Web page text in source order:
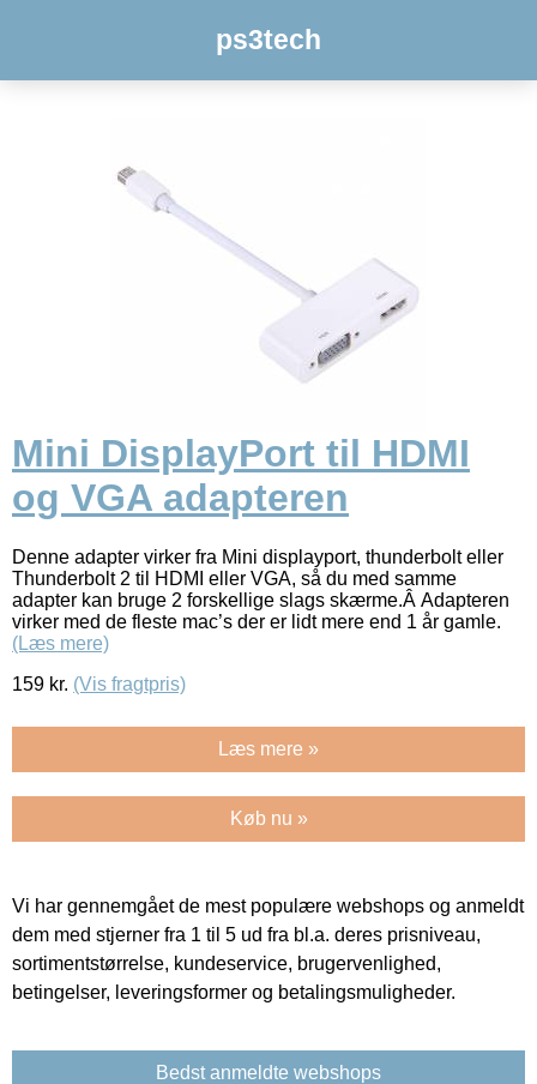
ps3tech
Mini DisplayPort til HDMI
og VGA adapteren
Denne adapter virker fra Mini displayport, thunderbolt eller
Thunderbolt 2 til HDMI eller VGA, så du med samme
adapter kan bruge 2 forskellige slags skærme.Â Adapteren
virker med de fleste mac’s der er lidt mere end 1 år gamle.
(Læs mere)
159 kr. (Vis fragtpris)
Læs mere »
Køb nu »
Vi har gennemgået de mest populære webshops og anmeldt
dem med stjerner fra 1 til 5 ud fra bl.a. deres prisniveau,
sortimentstørrelse, kundeservice, brugervenlighed,
betingelser, leveringsformer og betalingsmuligheder.
Bedst anmeldte webshops